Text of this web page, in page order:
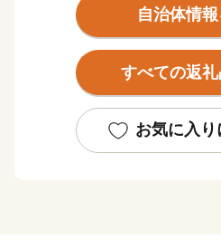
は、東京の八丈島とほぼ同緯
太平洋に面し、東西に長く延
色であるリアス式海岸で、奇
恵まれ、吉野熊野国立公園お
黒潮の恵みを受けて、年間
自治体情
すべての返
お気に入